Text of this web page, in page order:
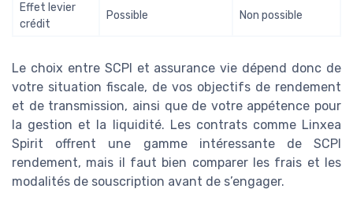
Effet levier
crédit
Possible Non possible
Le choix entre SCPI et assurance vie dépend donc de
votre situation fiscale, de vos objectifs de rendement
et de transmission, ainsi que de votre appétence pour
la gestion et la liquidité. Les contrats comme Linxea
Spirit offrent une gamme intéressante de SCPI
rendement, mais il faut bien comparer les frais et les
modalités de souscription avant de s’engager.